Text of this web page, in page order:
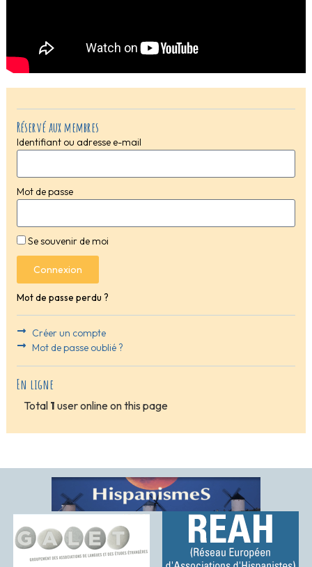
Réservé aux membres
Identifiant ou adresse e-mail
Mot de passe
Se souvenir de moi
Connexion
Mot de passe perdu ?
Créer un compte
Mot de passe oublié ?
En ligne
Total 1 user online on this page